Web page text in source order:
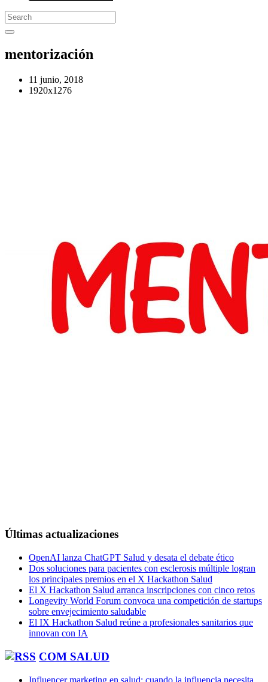
mentorización
11 junio, 2018
1920x1276
Últimas actualizaciones
OpenAI lanza ChatGPT Salud y desata el debate ético
Dos soluciones para pacientes con esclerosis múltiple logran
los principales premios en el X Hackathon Salud
El X Hackathon Salud arranca inscripciones con cinco retos
Longevity World Forum convoca una competición de startups
sobre envejecimiento saludable
El IX Hackathon Salud reúne a profesionales sanitarios que
innovan con IA
COM SALUD
Influencer marketing en salud: cuando la influencia necesita